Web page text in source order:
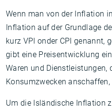
Wenn man von der Inflation
Inflation auf der Grundlage
kurz VPI onder CPI genannt,
gibt eine Preisentwicklung
Waren und
Konsumzwecken anschaffen,
Um die Isländische Inflation